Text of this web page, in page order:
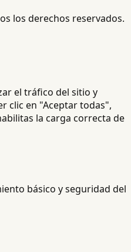
los derechos reservados.
el tráfico del sitio y
clic en "Aceptar todas",
la carga correcta de
básico y seguridad del